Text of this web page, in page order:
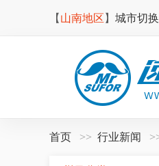
【 山南地区 】 城市切换
首页 行业新闻